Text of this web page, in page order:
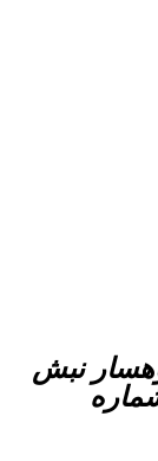
نبش
سبز واحد 19 شماره